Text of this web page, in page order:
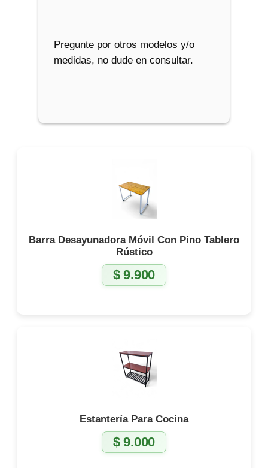
Pregunte por otros modelos y/o
medidas, no dude en consultar.
Barra Desayunadora Móvil Con Pino Tablero
Rústico
$9.900
Estantería Para Cocina
$9.000